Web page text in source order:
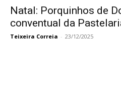
Natal: Porquinhos de
conventual da
Teixeira Correia - 23/12/2025